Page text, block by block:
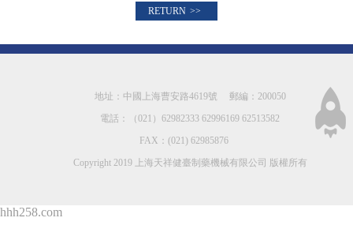
RETURN >>
地址：中國上海曹安路4619號
郵編：200050
電話：（021）62982333 62996169 62513582
FAX：(021) 62985876
Copyright 2019 上海天祥健臺制藥機械有限公司 版權所有
hhh258.com